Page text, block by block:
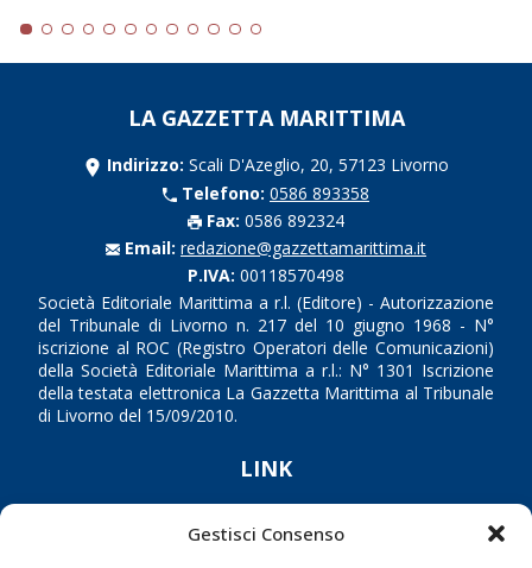
Gestisci Consenso
LA GAZZETTA MARITTIMA
Indirizzo: Scali D'Azeglio, 20, 57123 Livorno
Telefono: 0586 893358
Fax: 0586 892324
Email: redazione@gazzettamarittima.it
P.IVA: 00118570498
Società Editoriale Marittima a r.l. (Editore) - Autorizzazione
del Tribunale di Livorno n. 217 del 10 giugno 1968 - N°
iscrizione al ROC (Registro Operatori delle Comunicazioni)
della Società Editoriale Marittima a r.l.: N° 1301 Iscrizione
della testata elettronica La Gazzetta Marittima al Tribunale
di Livorno del 15/09/2010.
LINK
Shipping